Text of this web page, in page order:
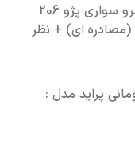
حراجی زیر قیمت خودرو سواری پژو 206
رنگ سفید مدل 1400 (مصادره ای) + نظر
145/000/000 تومانی پراید مدل :